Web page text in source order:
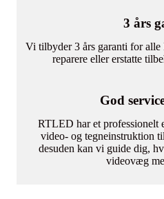
3 års
Vi tilbyder 3 års garanti for
reparere eller erstatte
God
RTLED har et professionelt
video- og tegneinstruktion
desuden kan vi guide dig,
videovæg